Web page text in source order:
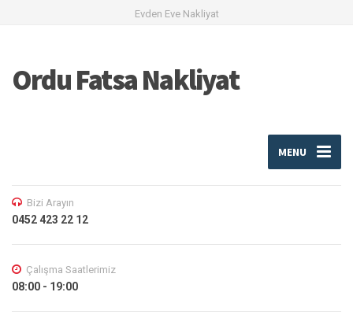
Evden Eve Nakliyat
Ordu Fatsa Nakliyat
MENU
Bizi Arayın
0452 423 22 12
Çalışma Saatlerimiz
08:00 - 19:00